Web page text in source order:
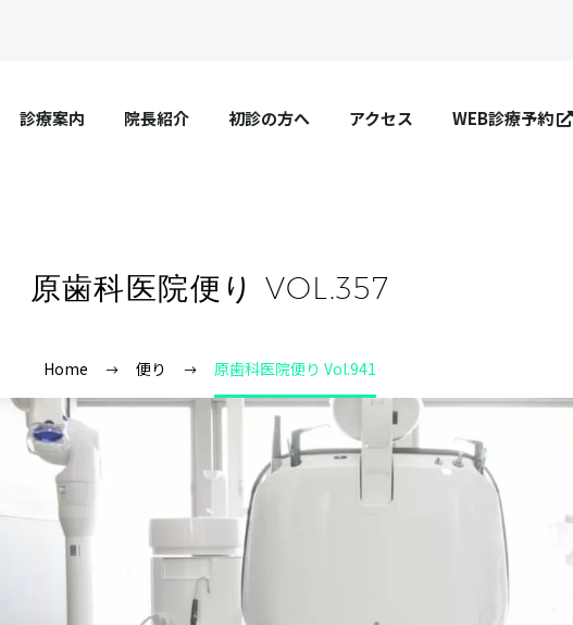
診療案内 院長紹介 初診の方へ アクセス WEB診療予約
原歯科医院便り VOL.357
Home 便り 原歯科医院便り Vol.941